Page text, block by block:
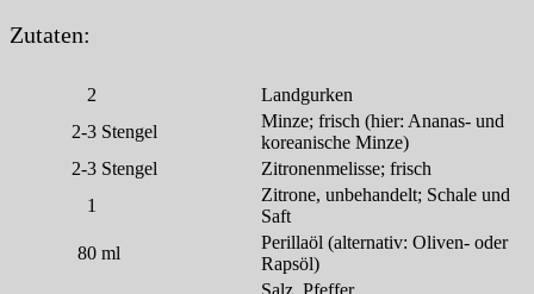
Zutaten:
2
Landgurken
2-3 Stengel
Minze; frisch (hier: Ananas- und
koreanische Minze)
2-3 Stengel
Zitronenmelisse; frisch
1
Zitrone, unbehandelt; Schale und
Saft
80 ml
Perillaöl (alternativ: Oliven- oder
Rapsöl)
Salz, Pfeffer